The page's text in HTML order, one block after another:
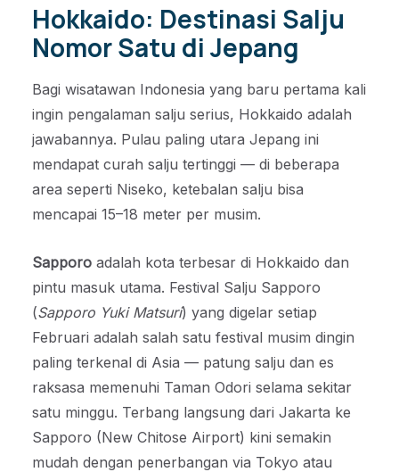
Hokkaido: Destinasi Salju
Nomor Satu di Jepang
Bagi wisatawan Indonesia yang baru pertama kali
ingin pengalaman salju serius, Hokkaido adalah
jawabannya. Pulau paling utara Jepang ini
mendapat curah salju tertinggi — di beberapa
area seperti Niseko, ketebalan salju bisa
mencapai 15–18 meter per musim.
Sapporo adalah kota terbesar di Hokkaido dan
pintu masuk utama. Festival Salju Sapporo
(Sapporo Yuki Matsuri) yang digelar setiap
Februari adalah salah satu festival musim dingin
paling terkenal di Asia — patung salju dan es
raksasa memenuhi Taman Odori selama sekitar
satu minggu. Terbang langsung dari Jakarta ke
Sapporo (New Chitose Airport) kini semakin
mudah dengan penerbangan via Tokyo atau